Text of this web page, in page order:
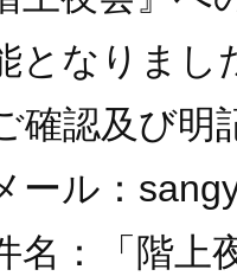
となりまし
確認及び明
ル：
名：「階上